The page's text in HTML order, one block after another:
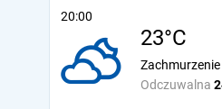
20:00
23°C
Odczuwalna